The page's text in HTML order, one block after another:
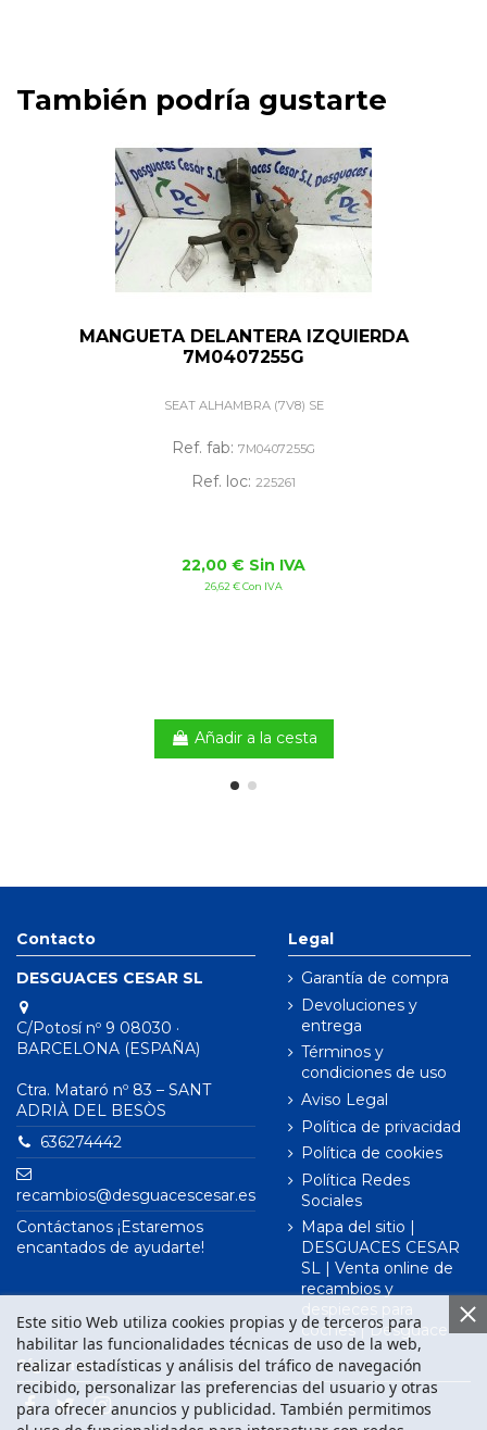
También podría gustarte
MANGUETA DELANTERA IZQUIERDA
7M0407255G
SEAT ALHAMBRA (7V8) SE
Ref. fab: 7M0407255G
Ref. loc: 225261
22,00 € Sin IVA
26,62 € Con IVA
Añadir a la cesta
Contacto
DESGUACES CESAR SL
C/Potosí nº 9 08030 ·
BARCELONA (ESPAÑA)
Ctra. Mataró nº 83 – SANT
ADRIÀ DEL BESÒS
636274442
recambios@desguacescesar.es
Contáctanos ¡Estaremos
encantados de ayudarte!
Legal
Garantía de compra
Devoluciones y
entrega
Términos y
condiciones de uso
Aviso Legal
Política de privacidad
Política de cookies
Política Redes
Sociales
Mapa del sitio |
DESGUACES CESAR
SL | Venta online de
recambios y
despieces para
coches | Desguace
Este sitio Web utiliza cookies propias y de terceros para
habilitar las funcionalidades técnicas de uso de la web,
realizar estadísticas y análisis del tráfico de navegación
recibido, personalizar las preferencias del usuario y otras
para ofrecer anuncios y publicidad. También permitimos
Síguenos en